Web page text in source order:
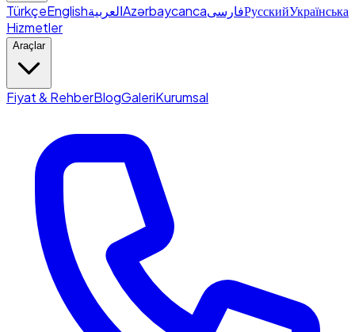
TürkçeEnglishالعربيةAzərbaycancaفارسیРусскийУкраїнська
Hizmetler
Araçlar
Fiyat & RehberBlogGaleriKurumsal